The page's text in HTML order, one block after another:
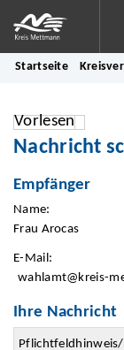
Startseite
Vorlesen
Nachricht
Empfänger
Name:
Frau Arocas
E-Mail:
wahlamt@kreis-
Ihre Nachricht